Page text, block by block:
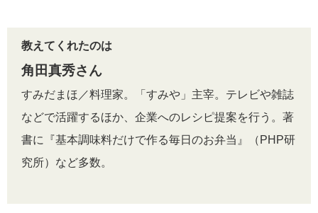
教えてくれたのは
角田真秀さん
すみだまほ／料理家。「すみや」主宰。テレビや雑誌
などで活躍するほか、企業へのレシピ提案を行う。著
書に『基本調味料だけで作る毎日のお弁当』（PHP研
究所）など多数。